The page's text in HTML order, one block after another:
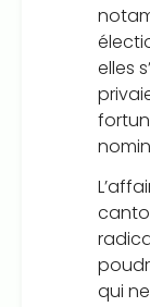
elles
qui